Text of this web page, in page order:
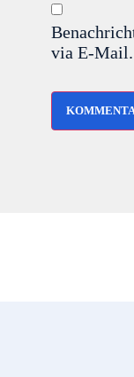
via E-Mail.